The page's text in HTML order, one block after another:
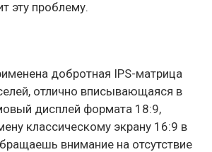
эту проблему.
добротная IPS-матрица
отлично вписывающаяся в
дисплей формата 18:9,
классическому экрану 16:9 в
внимание на отсутствие